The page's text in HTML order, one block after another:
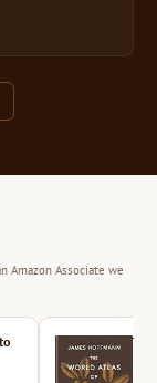
Amazon Associate we